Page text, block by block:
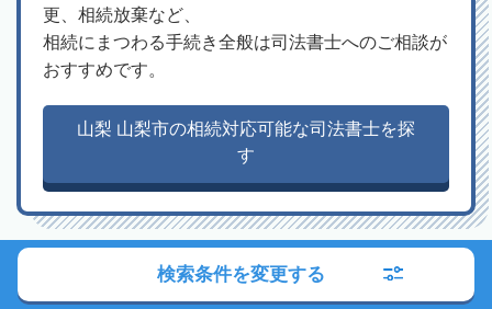
更、相続放棄など、
相続にまつわる手続き全般は司法書士へのご相談が
おすすめです。
山梨 山梨市の相続対応可能な司法書士を探
す
検索条件を変更する